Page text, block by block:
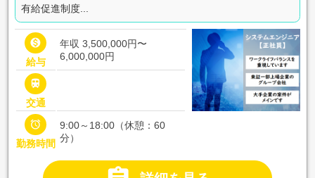
有給促進制度...

給与
年収 3,500,000円〜
6,000,000円

交通

勤務時間
9:00～18:00（休憩：60
分）